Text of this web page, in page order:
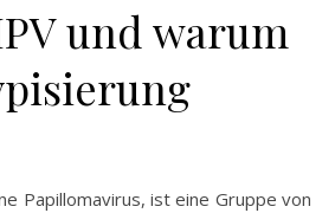
und warum
Papillomavirus, ist eine Gruppe von